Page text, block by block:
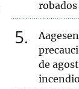
5
de